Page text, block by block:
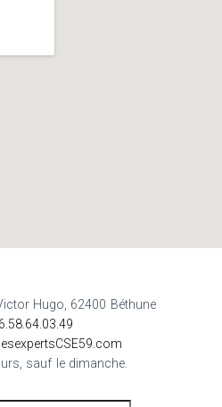
Hugo, 62400 Béthune
sauf le dimanche.